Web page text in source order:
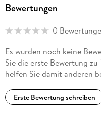
Bewertungen
0
Es wurden noch keine
Sie die erste Bewertung
helfen Sie damit anderen
Erste Bewertung schreiben